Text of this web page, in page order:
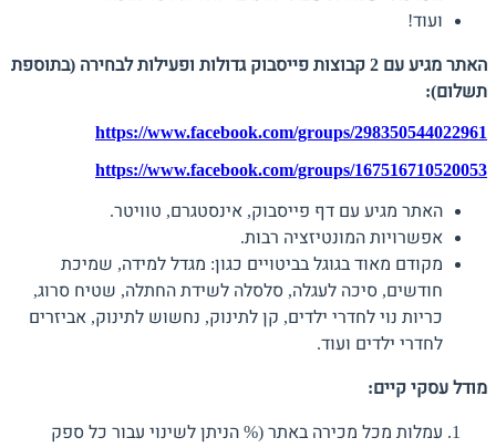
ועוד!
האתר מגיע עם 2 קבוצות פייסבוק גדולות ופעילות לבחירה (בתוספת
תשלום):
https://www.facebook.com/groups/298350544022961
https://www.facebook.com/groups/167516710520053
האתר מגיע עם דף פייסבוק, אינסטגרם, טוויטר.
אפשרויות המונטיזציה רבות.
מקודם מאוד בגוגל בביטויים כגון: מגדל למידה, שמיכת
חודשים, סיכה לעגלה, סלסלה לשידת החתלה, שטיח סרוג,
כריות נוי לחדרי ילדים, קן לתינוק, נחשוש לתינוק, אביזרים
לחדרי ילדים ועוד.
מודל עסקי קיים:
עמלות מכל מכירה באתר (% הניתן לשינוי עבור כל ספק